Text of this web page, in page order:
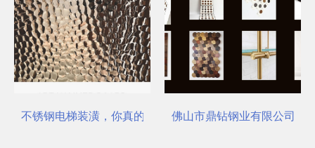
不锈钢电梯装潢，你真的选对了吗？佛山市鼎钻钢业有限公司，